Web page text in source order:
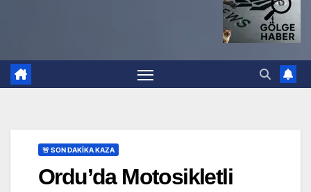
🚨 SON DAKİKA KAZA
Ordu’da Motosikletli